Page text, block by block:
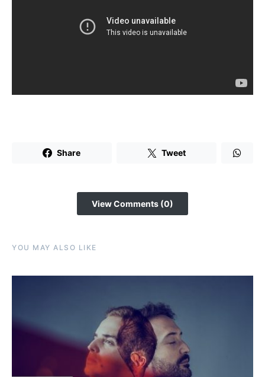
Share Tweet
View Comments (0)
YOU MAY ALSO LIKE